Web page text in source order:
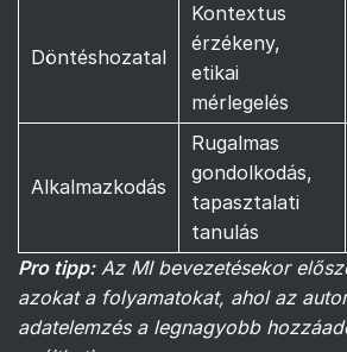
Döntéshozatal
Kontextus
érzékeny,
etikai
mérlegelés
Alkalmazkodás
Rugalmas
gondolkodás,
tapasztalati
tanulás
Pro tipp: Az MI bevezetésekor
azokat a folyamatokat, ahol az
adatelemzés a legnagyobb